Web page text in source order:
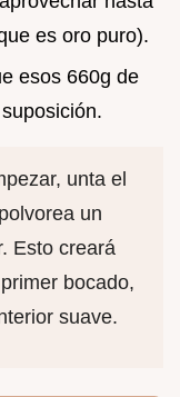
es oro puro).
esos 660g de
unta el
un
Esto creará
bocado,
suave.